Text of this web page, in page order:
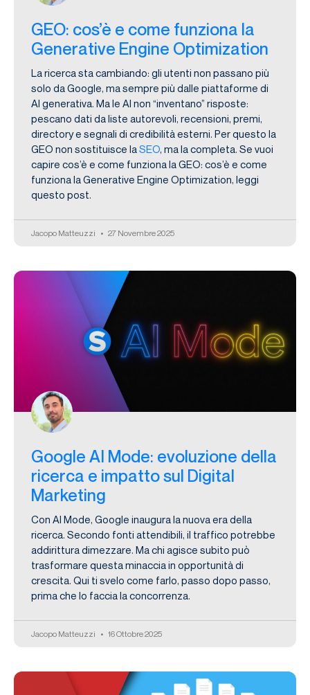
GEO: cos’è e come funziona la
Generative Engine Optimization
La ricerca sta cambiando: gli utenti non passano più
solo da Google, ma sempre più dalle piattaforme di
AI generativa. Ma le AI non “inventano” risposte:
pescano dati da liste autorevoli, recensioni, premi,
directory e segnali di credibilità esterni. Per questo la
GEO non sostituisce laSEO, ma la completa. Se vuoi
capire cos’è e come funziona la GEO: cos’è e come
funziona la Generative Engine Optimization, leggi
questo post.
Jacopo Matteuzzi 27 Novembre 2025
Google AI Mode: evoluzione della
ricerca e impatto sul Digital
Marketing
Con AI Mode, Google inaugura la nuova era della
ricerca. Secondo fonti attendibili, il traffico potrebbe
addirittura dimezzare. Ma chi agisce subito può
trasformare questa minaccia in opportunità di
crescita. Qui ti svelo come farlo, passo dopo passo,
prima che lo faccia la concorrenza.
Jacopo Matteuzzi 16 Ottobre 2025